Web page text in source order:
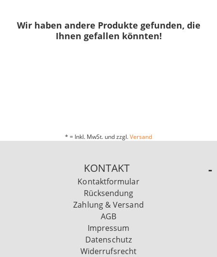
Wir haben andere Produkte gefunden, die
Ihnen gefallen könnten!
* = Inkl. MwSt. und zzgl.Versand
KONTAKT
Kontaktformular
Rücksendung
Zahlung & Versand
AGB
Impressum
Datenschutz
Widerrufsrecht